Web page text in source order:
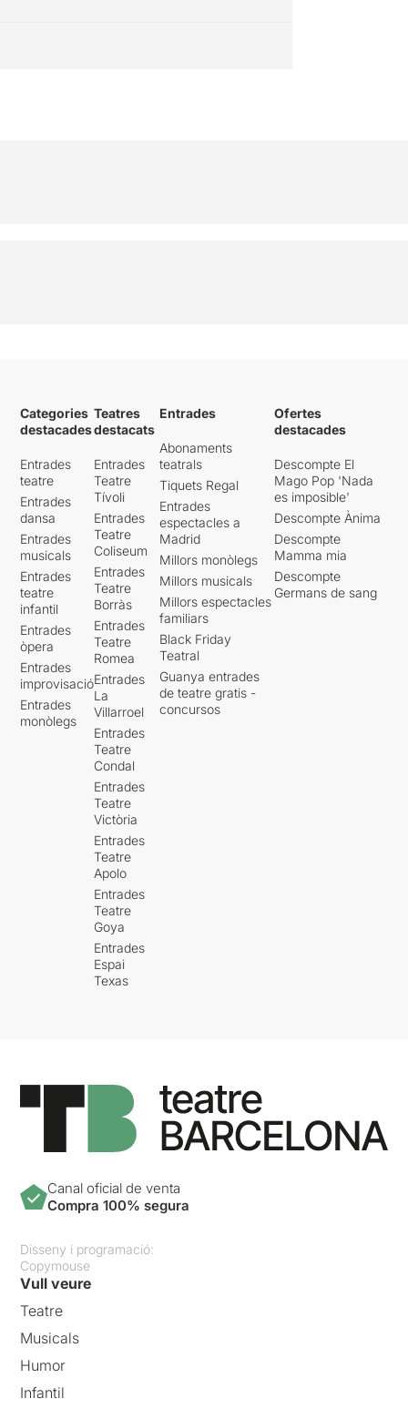
Categories
destacades
Entrades
teatre
Entrades
dansa
Entrades
musicals
Entrades
teatre
infantil
Entrades
òpera
Entrades
improvisació
Entrades
monòlegs
Teatres
destacats
Entrades
Teatre
Tívoli
Entrades
Teatre
Coliseum
Entrades
Teatre
Borràs
Entrades
Teatre
Romea
Entrades
La
Villarroel
Entrades
Teatre
Condal
Entrades
Teatre
Victòria
Entrades
Teatre
Apolo
Entrades
Teatre
Goya
Entrades
Espai
Texas
Entrades
Abonaments
teatrals
Tiquets Regal
Entrades
espectacles a
Madrid
Millors monòlegs
Millors musicals
Millors espectacles
familiars
Black Friday
Teatral
Guanya entrades
de teatre gratis -
concursos
Ofertes
destacades
Descompte El
Mago Pop 'Nada
es imposible'
Descompte Ànima
Descompte
Mamma mia
Descompte
Germans de sang
Canal oficial de venta
Compra 100% segura
Disseny i programació:
Copymouse
Vull veure
Teatre
Musicals
Humor
Infantil